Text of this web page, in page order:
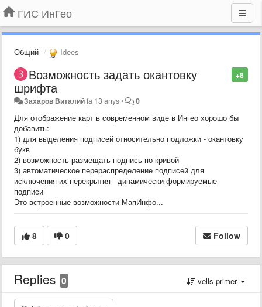
ГИС ИнГео
Общий Idees
+8
Возможность задать окантовку
шрифта
Захаров Виталийfa 13 anys• 0
Для отображение карт в современном виде в Ингео хорошо бы
добавить:
1) для выделения подписей относительно подложки - окантовку
букв
2) возможность размещать подпись по кривой
3) автоматическое перераспределение подписей для
исключения их перекрытия - динамически формируемые
подписи
Это встроенные возможности МапИнфо...
8 0 Follow
Replies 0 vells primer